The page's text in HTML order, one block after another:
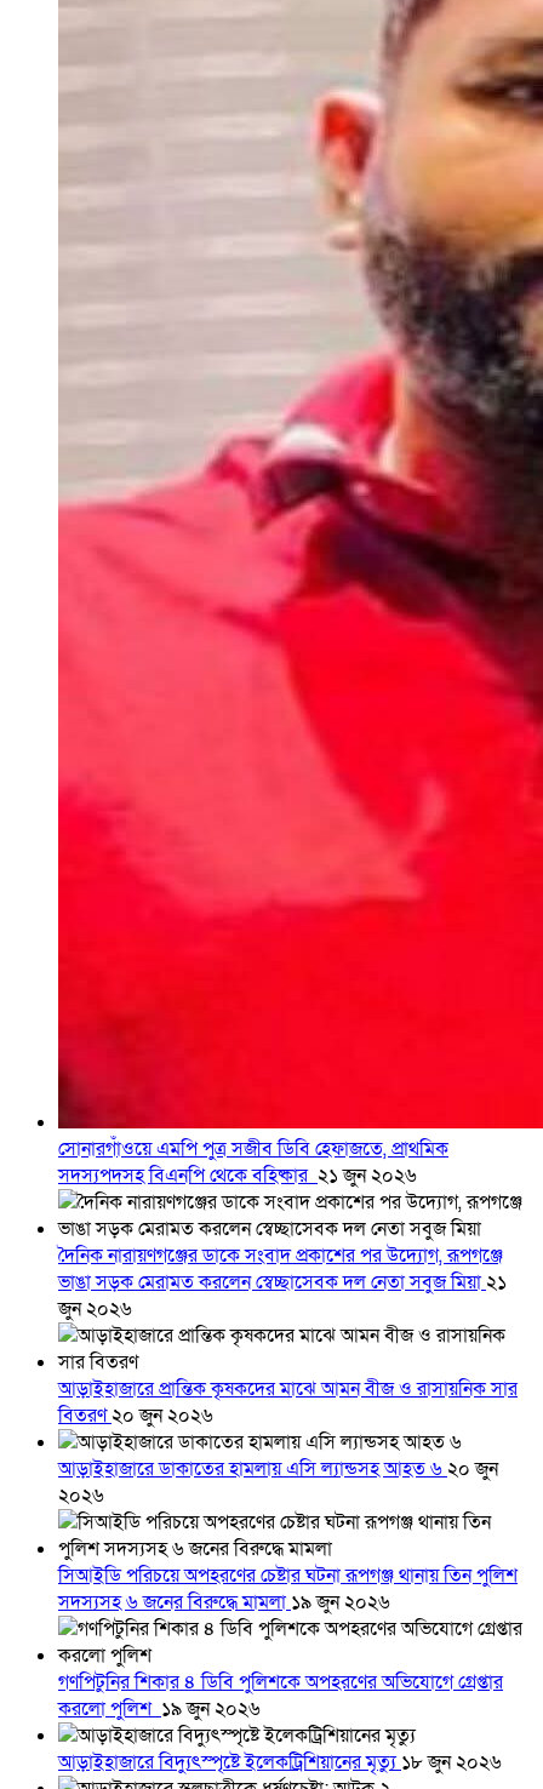
সোনারগাঁওয়ে এমপি পুত্র সজীব ডিবি হেফাজতে, প্রাথমিক
সদস্যপদসহ বিএনপি থেকে বহিষ্কার ২১ জুন ২০২৬
দৈনিক নারায়ণগঞ্জের ডাকে সংবাদ প্রকাশের পর উদ্যোগ, রূপগঞ্জে
ভাঙা সড়ক মেরামত করলেন স্বেচ্ছাসেবক দল নেতা সবুজ মিয়া২১
জুন ২০২৬
আড়াইহাজারে প্রান্তিক কৃষকদের মাঝে আমন বীজ ও রাসায়নিক সার
বিতরণ২০ জুন ২০২৬
আড়াইহাজারে ডাকাতের হামলায় এসি ল্যান্ডসহ আহত ৬২০ জুন
২০২৬
সিআইডি পরিচয়ে অপহরণের চেষ্টার ঘটনা রূপগঞ্জ থানায় তিন পুলিশ
সদস্যসহ ৬ জনের বিরুদ্ধে মামলা ১৯ জুন ২০২৬
গণপিটুনির শিকার ৪ ডিবি পুলিশকে অপহরণের অভিযোগে গ্রেপ্তার
করলো পুলিশ ১৯ জুন ২০২৬
আড়াইহাজারে বিদ্যুৎস্পৃষ্টে ইলেকট্রিশিয়ানের মৃত্যু১৮ জুন ২০২৬